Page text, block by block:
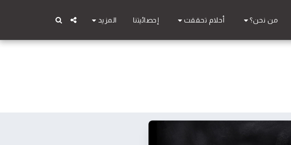
من نحن؟ أحلام تحققت إحصائيتنا المزيد